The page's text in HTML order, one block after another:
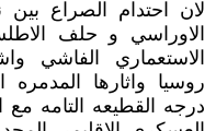
لان احتدام الصراع
الاوراسي و حلف
الاستعماري الفاشي
روسيا واثارها
درجه القطيعه التامه